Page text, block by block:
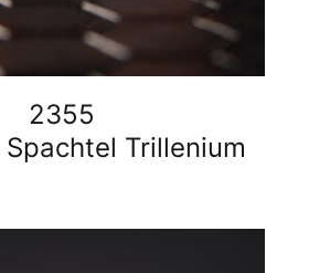
2355
Trillenium